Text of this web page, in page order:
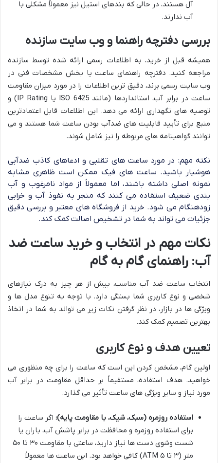
آل هستند، در حالی که بندهای استیل نیز معمولاً مشکلی با
آب ندارند.
بررسی دفترچه راهنما و وب سایت سازنده
همیشه قبل از خرید، به اطلاعات رسمی ارائه شده توسط سازنده
مراجعه کنید. دفترچه راهنمای ساعت یا بخش مشخصات فنی در
وب سایت رسمی برند، دقیق ترین اطلاعات را در مورد میزان مقاومت
ساعت در برابر آب، استانداردها (مانند ISO 6425 یا IP Rating) و
توصیه های نگهداری ارائه می دهد. این اطلاعات قابل اعتمادترین
منبع برای تأیید قابلیت های ضدآب بودن ساعت شما هستند و می
توانند گواهینامه های مربوطه را نیز شامل شوند.
نکته مهم: در مورد ساعت های تقلبی و ادعاهای کاذب ضدآبی
هوشیار باشید. ساعت های فیک ممکن است ظاهری مشابه
نمونه اصلی داشته باشند، اما معمولاً از مواد نامرغوب و آب
بندی ضعیف استفاده می کنند که منجر به نفوذ آب و خرابی
زودهنگام می شود. خرید از فروشگاه های معتبر و بررسی دقیق
جزئیات می تواند به شما در تشخیص اصالت کمک کند.
نکات مهم در انتخاب و خرید ساعت ضد
آب: راهنمای گام به گام
انتخاب ساعت ضد آب مناسب، بیش از هر چیز به درک نیازهای
شخصی و نوع کاربری شما بستگی دارد. با توجه به تنوع مدل ها و
ویژگی ها در بازار، در نظر گرفتن نکات زیر می تواند به شما در اتخاذ
بهترین تصمیم کمک کند.
تعیین هدف و نوع کاربری
اولین گام، مشخص کردن این است که ساعت را برای چه منظوری می
خواهید. هدف استفاده، مستقیماً بر حداقل مقاومت در برابر آب
مورد نیاز و سایر ویژگی های ساعت تأثیر می گذارد.
استفاده روزمره (سبک، شیک، با مقاومت پایه): اگر ساعت را
برای استفاده روزمره و محافظت در برابر پاشش آب، باران یا
شست وشوی دست ها نیاز دارید، ساعتی با مقاومت ۳۰ تا ۵۰
متر (۳ تا ۵ ATM) کافی خواهد بود. این ساعت ها معمولاً